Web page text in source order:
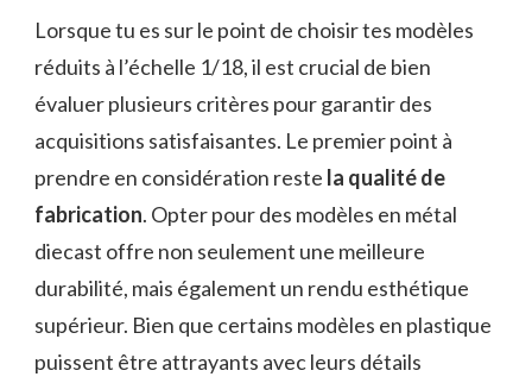
Lorsque tu es sur le point de choisir tes modèles
réduits à l’échelle 1/18, il est crucial de bien
évaluer plusieurs critères pour garantir des
acquisitions satisfaisantes. Le premier point à
prendre en considération reste la qualité de
fabrication. Opter pour des modèles en métal
diecast offre non seulement une meilleure
durabilité, mais également un rendu esthétique
supérieur. Bien que certains modèles en plastique
puissent être attrayants avec leurs détails